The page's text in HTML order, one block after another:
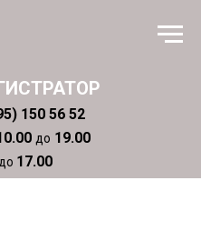
150 56 52
до 19.00
17.00